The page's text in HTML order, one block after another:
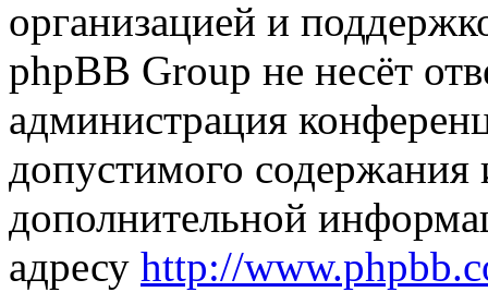
организацией и
phpBB Group не несёт
администрация
допустимого
дополнительной
адресу http://